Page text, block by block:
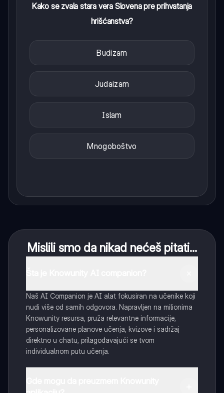
Kako se zvala stara vera Slovena pre prihvatanja
hrišćanstva?
Budizam
Judaizam
Islam
Mnogoboštvo
Mislili smo da nikad nećeš pitati...
Naš AI Companion je AI alat fokusiran na učenike koji
nudi više od samih odgovora. Napravljen na milionima
Knowunity resursa, pruža relevantne informacije,
personalizovane planove učenja, kvizove i sadržaj
direktno u chatu, prilagođavajući se tvom
individualnom putu učenja.